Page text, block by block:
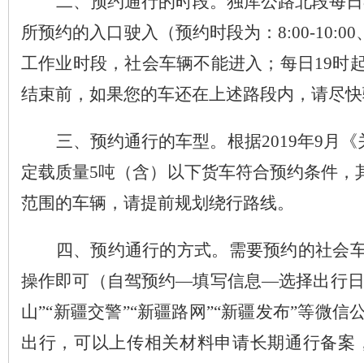
所预约的入口驶入（预约时段为：8:00-10:00
工作业时段，社会车辆不能进入；每日 19时
结束前，如果您的车还在上述路段内，请尽
三、预约通行的车型。 根据2019年9月《
定载质量5吨（含）以下货车符合预约条件
范围的车辆，请提前规划绕行路线。
四、预约通行的方式。 需要预约的社会
操作即可（自驾预约—填写信息—选择出行
山”“新疆交警”“新疆路网”“新疆发布”等微信
出行，可以上传相关材料申请长期通行备